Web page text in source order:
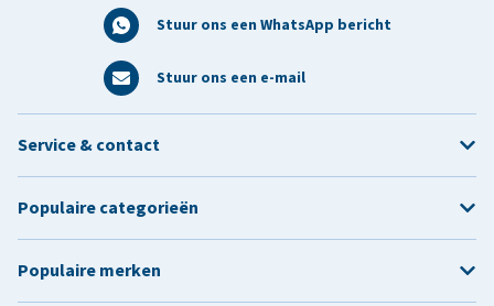
Stuur ons een WhatsApp bericht
Stuur ons een e-mail
Service & contact
Populaire categorieën
Populaire merken